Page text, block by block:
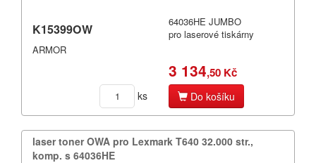
K15399OW
ARMOR
64036HE JUMBO
pro laserové tiskárny
3 134,50 Kč
ks Do košíku
laser toner OWA pro Lexmark T640 32.​000 str.​,​
komp.​ s 64036HE